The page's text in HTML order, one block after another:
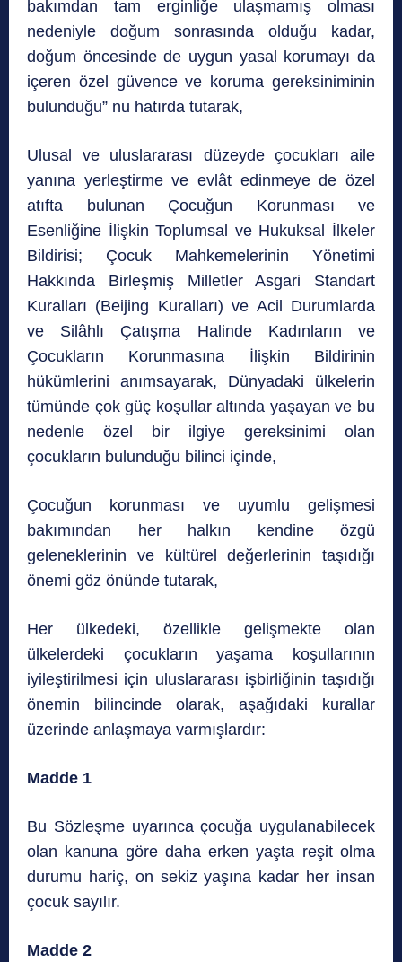
bakımdan tam erginliğe ulaşmamış olması
nedeniyle doğum sonrasında olduğu kadar,
doğum öncesinde de uygun yasal korumayı da
içeren özel güvence ve koruma gereksiniminin
bulunduğu” nu hatırda tutarak,
Ulusal ve uluslararası düzeyde çocukları aile
yanına yerleştirme ve evlât edinmeye de özel
atıfta bulunan Çocuğun Korunması ve
Esenliğine İlişkin Toplumsal ve Hukuksal İlkeler
Bildirisi; Çocuk Mahkemelerinin Yönetimi
Hakkında Birleşmiş Milletler Asgari Standart
Kuralları (Beijing Kuralları) ve Acil Durumlarda
ve Silâhlı Çatışma Halinde Kadınların ve
Çocukların Korunmasına İlişkin Bildirinin
hükümlerini anımsayarak, Dünyadaki ülkelerin
tümünde çok güç koşullar altında yaşayan ve bu
nedenle özel bir ilgiye gereksinimi olan
çocukların bulunduğu bilinci içinde,
Çocuğun korunması ve uyumlu gelişmesi
bakımından her halkın kendine özgü
geleneklerinin ve kültürel değerlerinin taşıdığı
önemi göz önünde tutarak,
Her ülkedeki, özellikle gelişmekte olan
ülkelerdeki çocukların yaşama koşullarının
iyileştirilmesi için uluslararası işbirliğinin taşıdığı
önemin bilincinde olarak, aşağıdaki kurallar
üzerinde anlaşmaya varmışlardır:
Madde 1
Bu Sözleşme uyarınca çocuğa uygulanabilecek
olan kanuna göre daha erken yaşta reşit olma
durumu hariç, on sekiz yaşına kadar her insan
çocuk sayılır.
Madde 2